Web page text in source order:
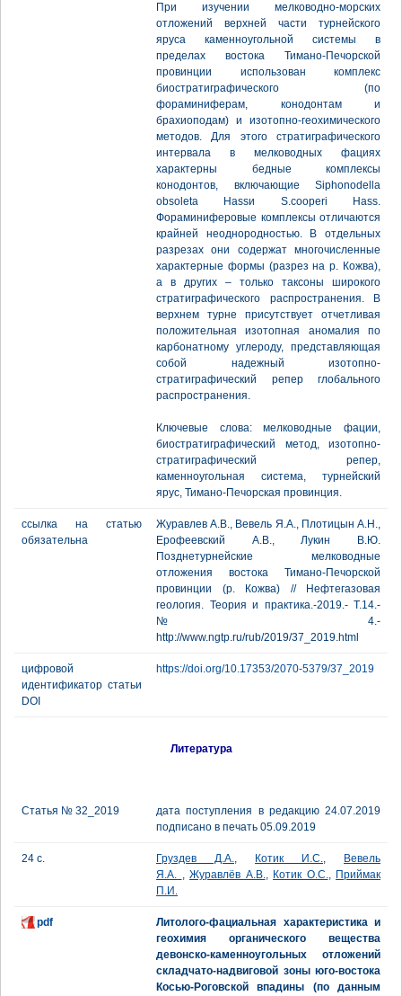
При изучении мелководно-морских
отложений верхней части турнейского
яруса каменноугольной системы в
пределах востока Тимано-Печорской
провинции использован комплекс
биостратиграфического (по
фораминиферам, конодонтам и
брахиоподам) и изотопно-геохимического
методов. Для этого стратиграфического
интервала в мелководных фациях
характерны бедные комплексы
конодонтов, включающие Siphonodella
obsoleta Hassи S.cooperi Hass.
Фораминиферовые комплексы отличаются
крайней неоднородностью. В отдельных
разрезах они содержат многочисленные
характерные формы (разрез на р. Кожва),
а в других – только таксоны широкого
стратиграфического распространения. В
верхнем турне присутствует отчетливая
положительная изотопная аномалия по
карбонатному углероду, представляющая
собой надежный изотопно-
стратиграфический репер глобального
распространения.
Ключевые слова: мелководные фации,
биостратиграфический метод, изотопно-
стратиграфический репер,
каменноугольная система, турнейский
ярус, Тимано-Печорская провинция.
ссылка на статью
обязательна
Журавлев А.В., Вевель Я.А., Плотицын А.Н.,
Ерофеевский А.В., Лукин В.Ю.
Позднетурнейские мелководные
отложения востока Тимано-Печорской
провинции (р. Кожва) // Нефтегазовая
геология. Теория и практика.-2019.- Т.14.-
№4.-
http://www.ngtp.ru/rub/2019/37_2019.html
цифровой
идентификатор статьи
DOI
https://doi.org/10.17353/2070-5379/37_2019
Литература
Статья № 32_2019
дата поступления в редакцию 24.07.2019
подписано в печать 05.09.2019
24 с. Груздев Д.А., Котик И.С.,
Вевель
Я.А. , Журавлёв А.В., Котик О.С., Приймак
П.И.
pdf
Литолого-фациальная характеристика и
геохимия органического вещества
девонско-каменноугольных отложений
складчато-надвиговой зоны юго-востока
Косью-Роговской впадины (по данным